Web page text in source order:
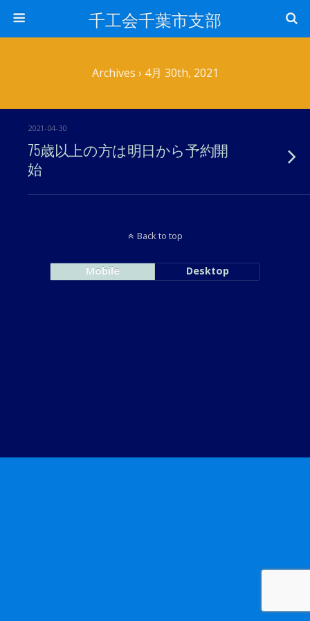
千工会千葉市支部
Archives › 4月 30th, 2021
2021-04-30
75歳以上の方は明日から予約開
始
Back to top
Mobile Desktop